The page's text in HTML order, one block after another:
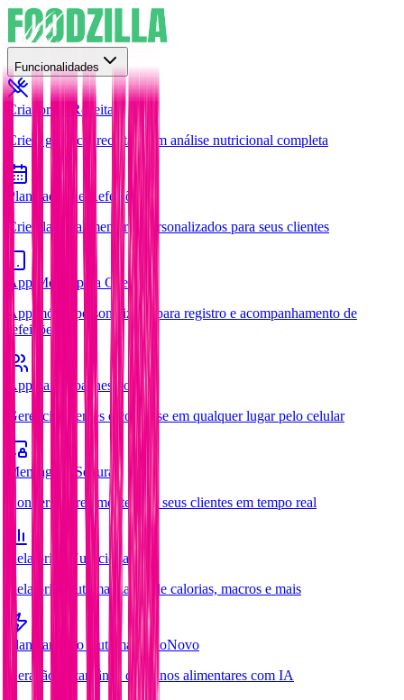
Funcionalidades
Criador de Receitas
Crie e gerencie receitas com análise nutricional completa
Planejador de Refeições
Crie planos alimentares personalizados para seus clientes
App Móvel para Clientes
App móvel personalizada para registro e acompanhamento de
refeições
App para Coaches Novo
Gerencie clientes e converse em qualquer lugar pelo celular
Mensagens Seguras
Converse diretamente com seus clientes em tempo real
Relatórios Nutricionais
Relatórios automatizados de calorias, macros e mais
Planejamento AutomatizadoNovo
Geração instantânea de planos alimentares com IA